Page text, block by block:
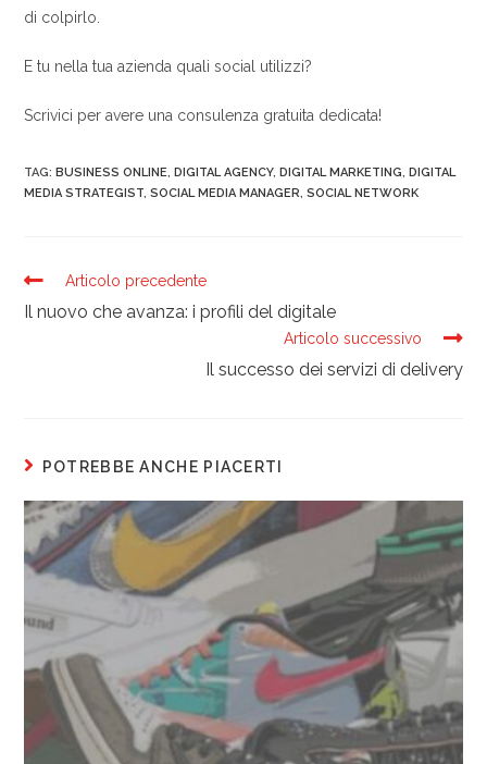
di colpirlo.
E tu nella tua azienda quali social utilizzi?
Scrivici per avere una consulenza gratuita dedicata!
TAG:BUSINESS ONLINE, DIGITAL AGENCY, DIGITAL MARKETING, DIGITAL
MEDIA STRATEGIST, SOCIAL MEDIA MANAGER, SOCIAL NETWORK
Articolo precedente
Il nuovo che avanza: i profili del digitale
Articolo successivo
Il successo dei servizi di delivery
POTREBBE ANCHE PIACERTI